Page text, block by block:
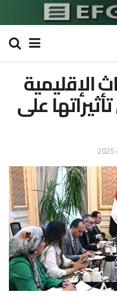
الإقليمية
على